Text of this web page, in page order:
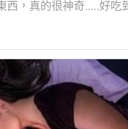
西，真的很神奇.....好吃